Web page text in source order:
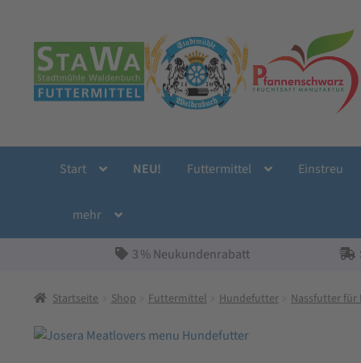
Navigation
springen
Inhalt
springen
Start NEU! Futtermittel Einstreu
mehr
3 % Neukundenrabatt
Startseite Shop Futtermittel Hundefutter Nassfutter für